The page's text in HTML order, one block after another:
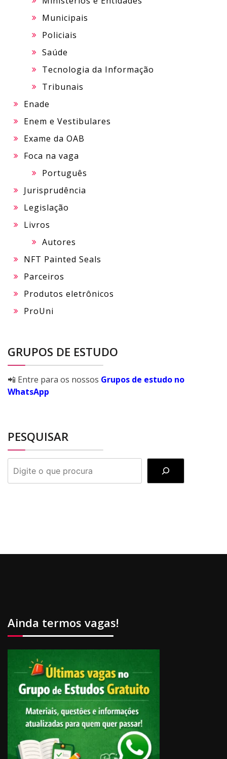
Municipais
Policiais
Saúde
Tecnologia da Informação
Tribunais
Enade
Enem e Vestibulares
Exame da OAB
Foca na vaga
Português
Jurisprudência
Legislação
Livros
Autores
NFT Painted Seals
Parceiros
Produtos eletrônicos
ProUni
GRUPOS DE ESTUDO
📲 Entre para os nossos Grupos de estudo no
WhatsApp
PESQUISAR
PESQUISAR
Ainda termos vagas!